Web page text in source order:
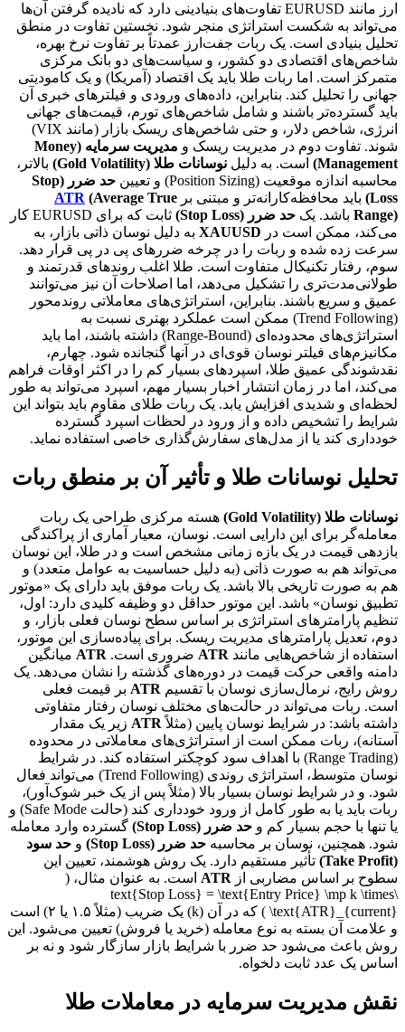
ارز مانند EURUSD تفاوت‌های بنیادینی دارد که نادیده گرفتن آن‌ها
می‌تواند به شکست استراتژی منجر شود. نخستین تفاوت در منطق
تحلیل بنیادی است. یک ربات جفت‌ارز عمدتاً بر تفاوت نرخ بهره،
شاخص‌های اقتصادی دو کشور، و سیاست‌های دو بانک مرکزی
متمرکز است. اما ربات طلا باید یک اقتصاد (آمریکا) و یک کامودیتی
جهانی را تحلیل کند. بنابراین، داده‌های ورودی و فیلترهای خبری آن
باید گسترده‌تر باشند و شامل شاخص‌های تورم، قیمت‌های جهانی
انرژی، شاخص دلار، و حتی شاخص‌های ریسک بازار (مانند VIX)
شوند. تفاوت دوم در مدیریت ریسک و
مدیریت سرمایه (Money
Management)
است. به دلیل نوسانات طلا (Gold Volatility)
بالاتر،
محاسبه اندازه موقعیت (Position Sizing) و تعیین
حد ضرر (Stop
Loss) باید محافظه‌کارانه‌تر و مبتنی بر ATR (Average True
Range) باشد. یک حد ضرر (Stop Loss)
ثابت که برای EURUSD کار
می‌کند، ممکن است در XAUUSD به دلیل نوسان ذاتی بازار، به
سرعت زده شده و ربات را در چرخه ضررهای پی در پی قرار دهد.
سوم، رفتار تکنیکال متفاوت است. طلا اغلب روندهای قدرتمند و
طولانی‌مدت‌تری را تشکیل می‌دهد، اما اصلاحات آن نیز می‌توانند
عمیق و سریع باشند. بنابراین، استراتژی‌های معاملاتی روندمحور
(Trend Following) ممکن است عملکرد بهتری نسبت به
استراتژی‌های محدوده‌ای (Range-Bound) داشته باشند، اما باید
مکانیزم‌های فیلتر نوسان قوی‌ای در آنها گنجانده شود. چهارم،
نقدشوندگی عمیق طلا، اسپردهای بسیار کم را در اکثر اوقات فراهم
می‌کند، اما در زمان انتشار اخبار بسیار مهم، اسپرد می‌تواند به طور
لحظه‌ای و شدیدی افزایش یابد. یک ربات طلای مقاوم باید بتواند این
شرایط را تشخیص داده و از ورود در لحظات اسپرد گسترده
خودداری کند یا از مدل‌های سفارش‌گذاری خاصی استفاده نماید.
تحلیل نوسانات طلا و تأثیر آن بر منطق ربات
نوسانات طلا (Gold Volatility)
هسته مرکزی طراحی یک ربات
معامله‌گر برای این دارایی است. نوسان، معیار آماری از پراکندگی
بازدهی قیمت در یک بازه زمانی مشخص است و در طلا، این نوسان
می‌تواند هم به صورت ذاتی (به دلیل حساسیت به عوامل متعدد) و
هم به صورت تاریخی بالا باشد. یک ربات موفق باید دارای یک «موتور
تطبیق نوسان» باشد. این موتور حداقل دو وظیفه کلیدی دارد: اول،
تنظیم پارامترهای استراتژی بر اساس سطح نوسان فعلی بازار، و
دوم، تعدیل پارامترهای مدیریت ریسک. برای پیاده‌سازی این موتور،
استفاده از شاخص‌هایی مانند ATR ضروری است. ATR میانگین
دامنه واقعی حرکت قیمت در دوره‌های گذشته را نشان می‌دهد. یک
روش رایج، نرمال‌سازی نوسان با تقسیم ATR بر قیمت فعلی
است. ربات می‌تواند در حالت‌های مختلف نوسان رفتار متفاوتی
داشته باشد: در شرایط نوسان پایین (مثلاًATR زیر یک مقدار
آستانه)، ربات ممکن است از استراتژی‌های معاملاتی در محدوده
(Range Trading) با اهداف سود کوچکتر استفاده کند. در شرایط
نوسان متوسط، استراتژی روندی (Trend Following) می‌تواند فعال
شود. و در شرایط نوسان بسیار بالا (مثلاً پس از یک خبر شوک‌آور)،
ربات باید یا به طور کامل از ورود خودداری کند (حالت Safe Mode) و
یا تنها با حجم بسیار کم و حد ضرر (Stop Loss)
گسترده وارد معامله
شود. همچنین، نوسان بر محاسبه حد ضرر (Stop Loss) و حد سود
(Take Profit)
تأثیر مستقیم دارد. یک روش هوشمند، تعیین این
سطوح بر اساس مضاربی از ATR است. به عنوان مثال، (
\text{Stop Loss} = \text{Entry Price} \mp k \times
\text{ATR}_{current} ) که در آن (k) یک ضریب (مثلاً ۱.۵ یا ۲) است
و علامت آن بسته به نوع معامله (خرید یا فروش) تعیین می‌شود. این
روش باعث می‌شود حد ضرر با شرایط بازار سازگار شود و نه بر
اساس یک عدد ثابت دلخواه.
نقش مدیریت سرمایه در معاملات طلا